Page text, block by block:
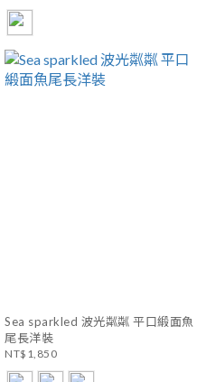
Sea sparkled 波光粼粼 平口緞面魚
尾長洋裝
NT$1,850